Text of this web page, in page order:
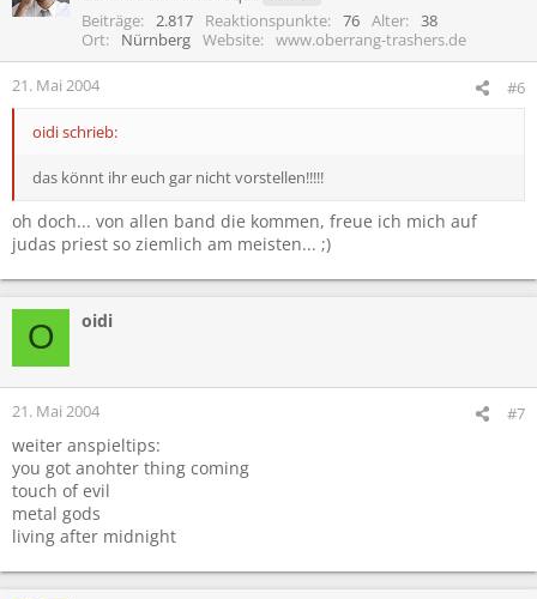
Beiträge 2.817 Reaktionspunkte 76 Alter
38
Ort
Nürnberg Website www.oberrang-trashers.de
21. Mai 2004 #6
oidi schrieb:
das könnt ihr euch gar nicht vorstellen!!!!!
oh doch... von allen band die kommen, freue ich mich auf
judas priest so ziemlich am meisten... ;)
O oidi
21. Mai 2004 #7
weiter anspieltips:
you got anohter thing coming
touch of evil
metal gods
living after midnight